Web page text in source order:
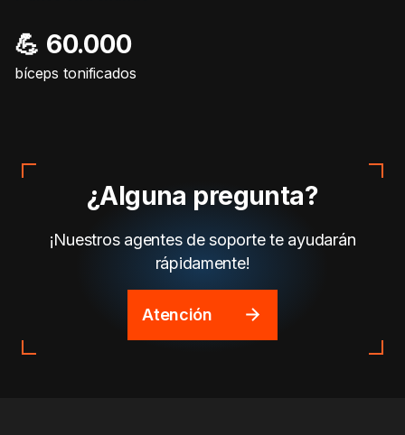
💪 60.000
bíceps tonificados
¿Alguna pregunta?
¡Nuestros agentes de soporte te ayudarán
rápidamente!
Atención